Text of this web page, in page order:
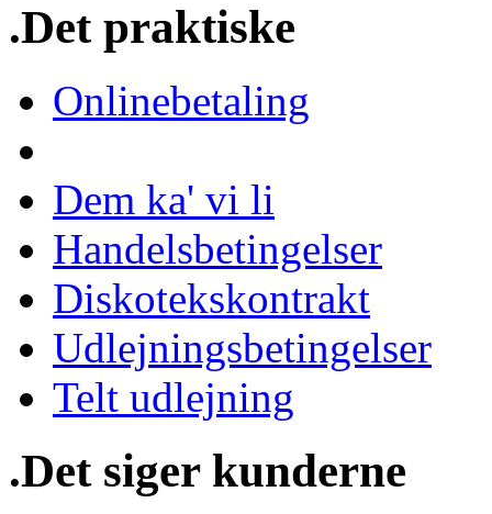
.Det praktiske
Onlinebetaling
Dem ka' vi li
Handelsbetingelser
Diskotekskontrakt
Udlejningsbetingelser
Telt udlejning
.Det siger kunderne